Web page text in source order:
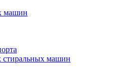
машин
стиральных машин